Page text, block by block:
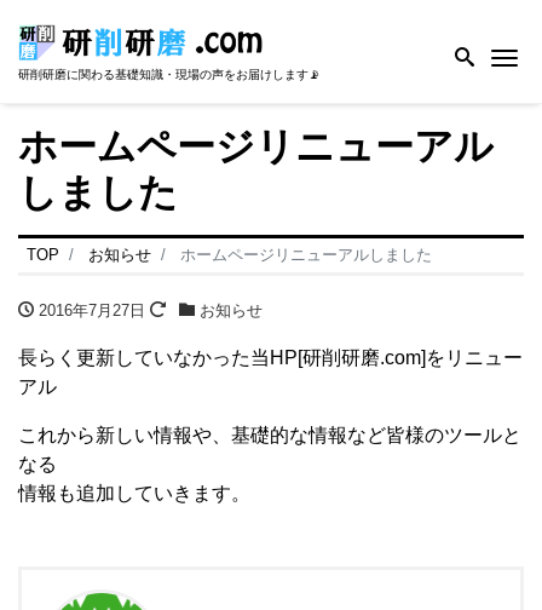
研削研磨に関わる基礎知識・現場の声をお届けします📡
ホームページリニューアル
しました
TOP お知らせ ホームページリニューアルしました
2016年7月27日 お知らせ
長らく更新していなかった当HP[研削研磨.com]をリニュー
アル
これから新しい情報や、基礎的な情報など皆様のツールと
なる
情報も追加していきます。